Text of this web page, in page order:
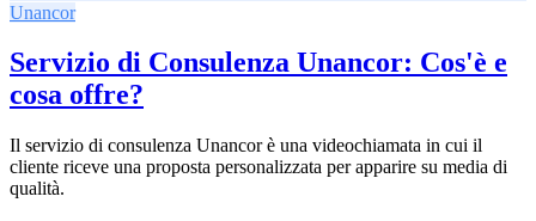
Unancor
Servizio di Consulenza Unancor: Cos'è e
cosa offre?
Il servizio di consulenza Unancor è una videochiamata in cui il
cliente riceve una proposta personalizzata per apparire su media di
qualità.